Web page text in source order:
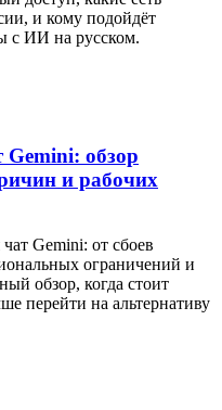
и кому подойдёт
с ИИ на русском.
Gemini: обзор
и рабочих
Gemini: от сбоев
ограничений и
обзор, когда стоит
перейти на альтернативу